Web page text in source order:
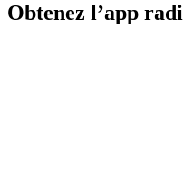
Obtenez l’app